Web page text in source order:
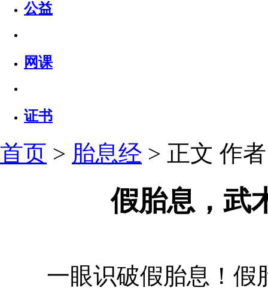
公益
网课
证书
首页 > 胎息经 > 正文 作
假胎息，武
一眼识破假胎息！假